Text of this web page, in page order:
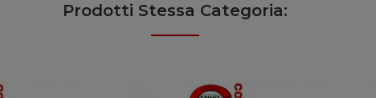
Prodotti Stessa Categoria: